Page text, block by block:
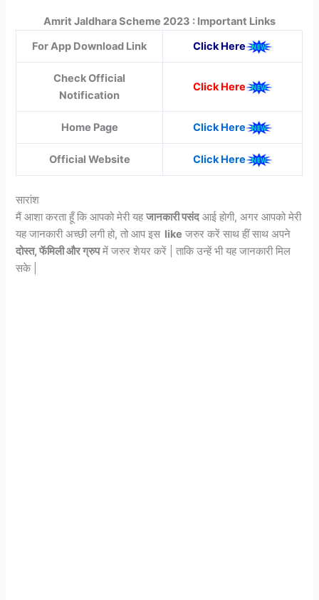
Amrit Jaldhara Scheme 2023 : Important Links
For App Download Link
Click Here
Check Official
Notification
Click Here
Home Page Click Here
Official Website Click Here
सारांश
मैं आशा करता हूँ कि आपको मेरी यहजानकारी पसंदआई होगी, अगर आपको मेरी
यह जानकारी अच्छी लगी हो, तो आप इस like जरुर करें साथ हीं साथ अपने
दोस्त, फॅमिली और ग्रुपमें जरुर शेयर करें | ताकि उन्हें भी यह जानकारी मिल
सके |